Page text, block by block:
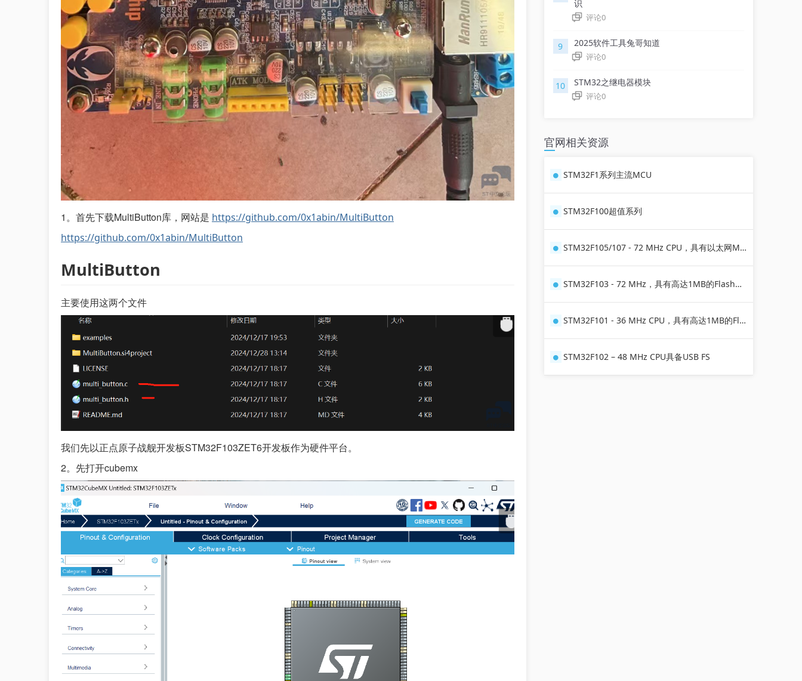
1。首先下载MultiButton库，网站是 https://github.com/0x1abin/MultiButton
https://github.com/0x1abin/MultiButton
MultiButton
主要使用这两个文件
我们先以正点原子战舰开发板STM32F103ZET6开发板作为硬件平台。
2。先打开cubemx
识
评论0
9 2025软件工具兔哥知道
评论0
10 STM32之继电器模块
评论0
官网相关资源
STM32F1系列主流MCU
STM32F100超值系列
STM32F105/107 - 72 MHz CPU，具有以太网MAC、CAN和USB 2.0 OT
STM32F103 - 72 MHz，具有高达1MB的Flash、电机控制、USB和CAN
STM32F101 - 36 MHz CPU，具有高达1MB的Flash
STM32F102 – 48 MHz CPU具备USB FS